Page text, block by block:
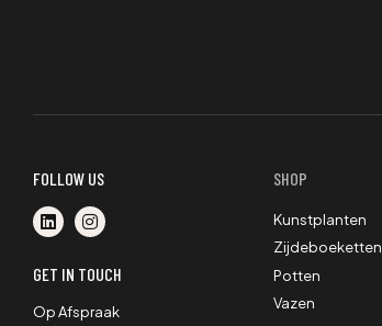
FOLLOW US
GET IN TOUCH
Op Afspraak
SHOP
Kunstplanten
Zijdeboeketten
Potten
Vazen